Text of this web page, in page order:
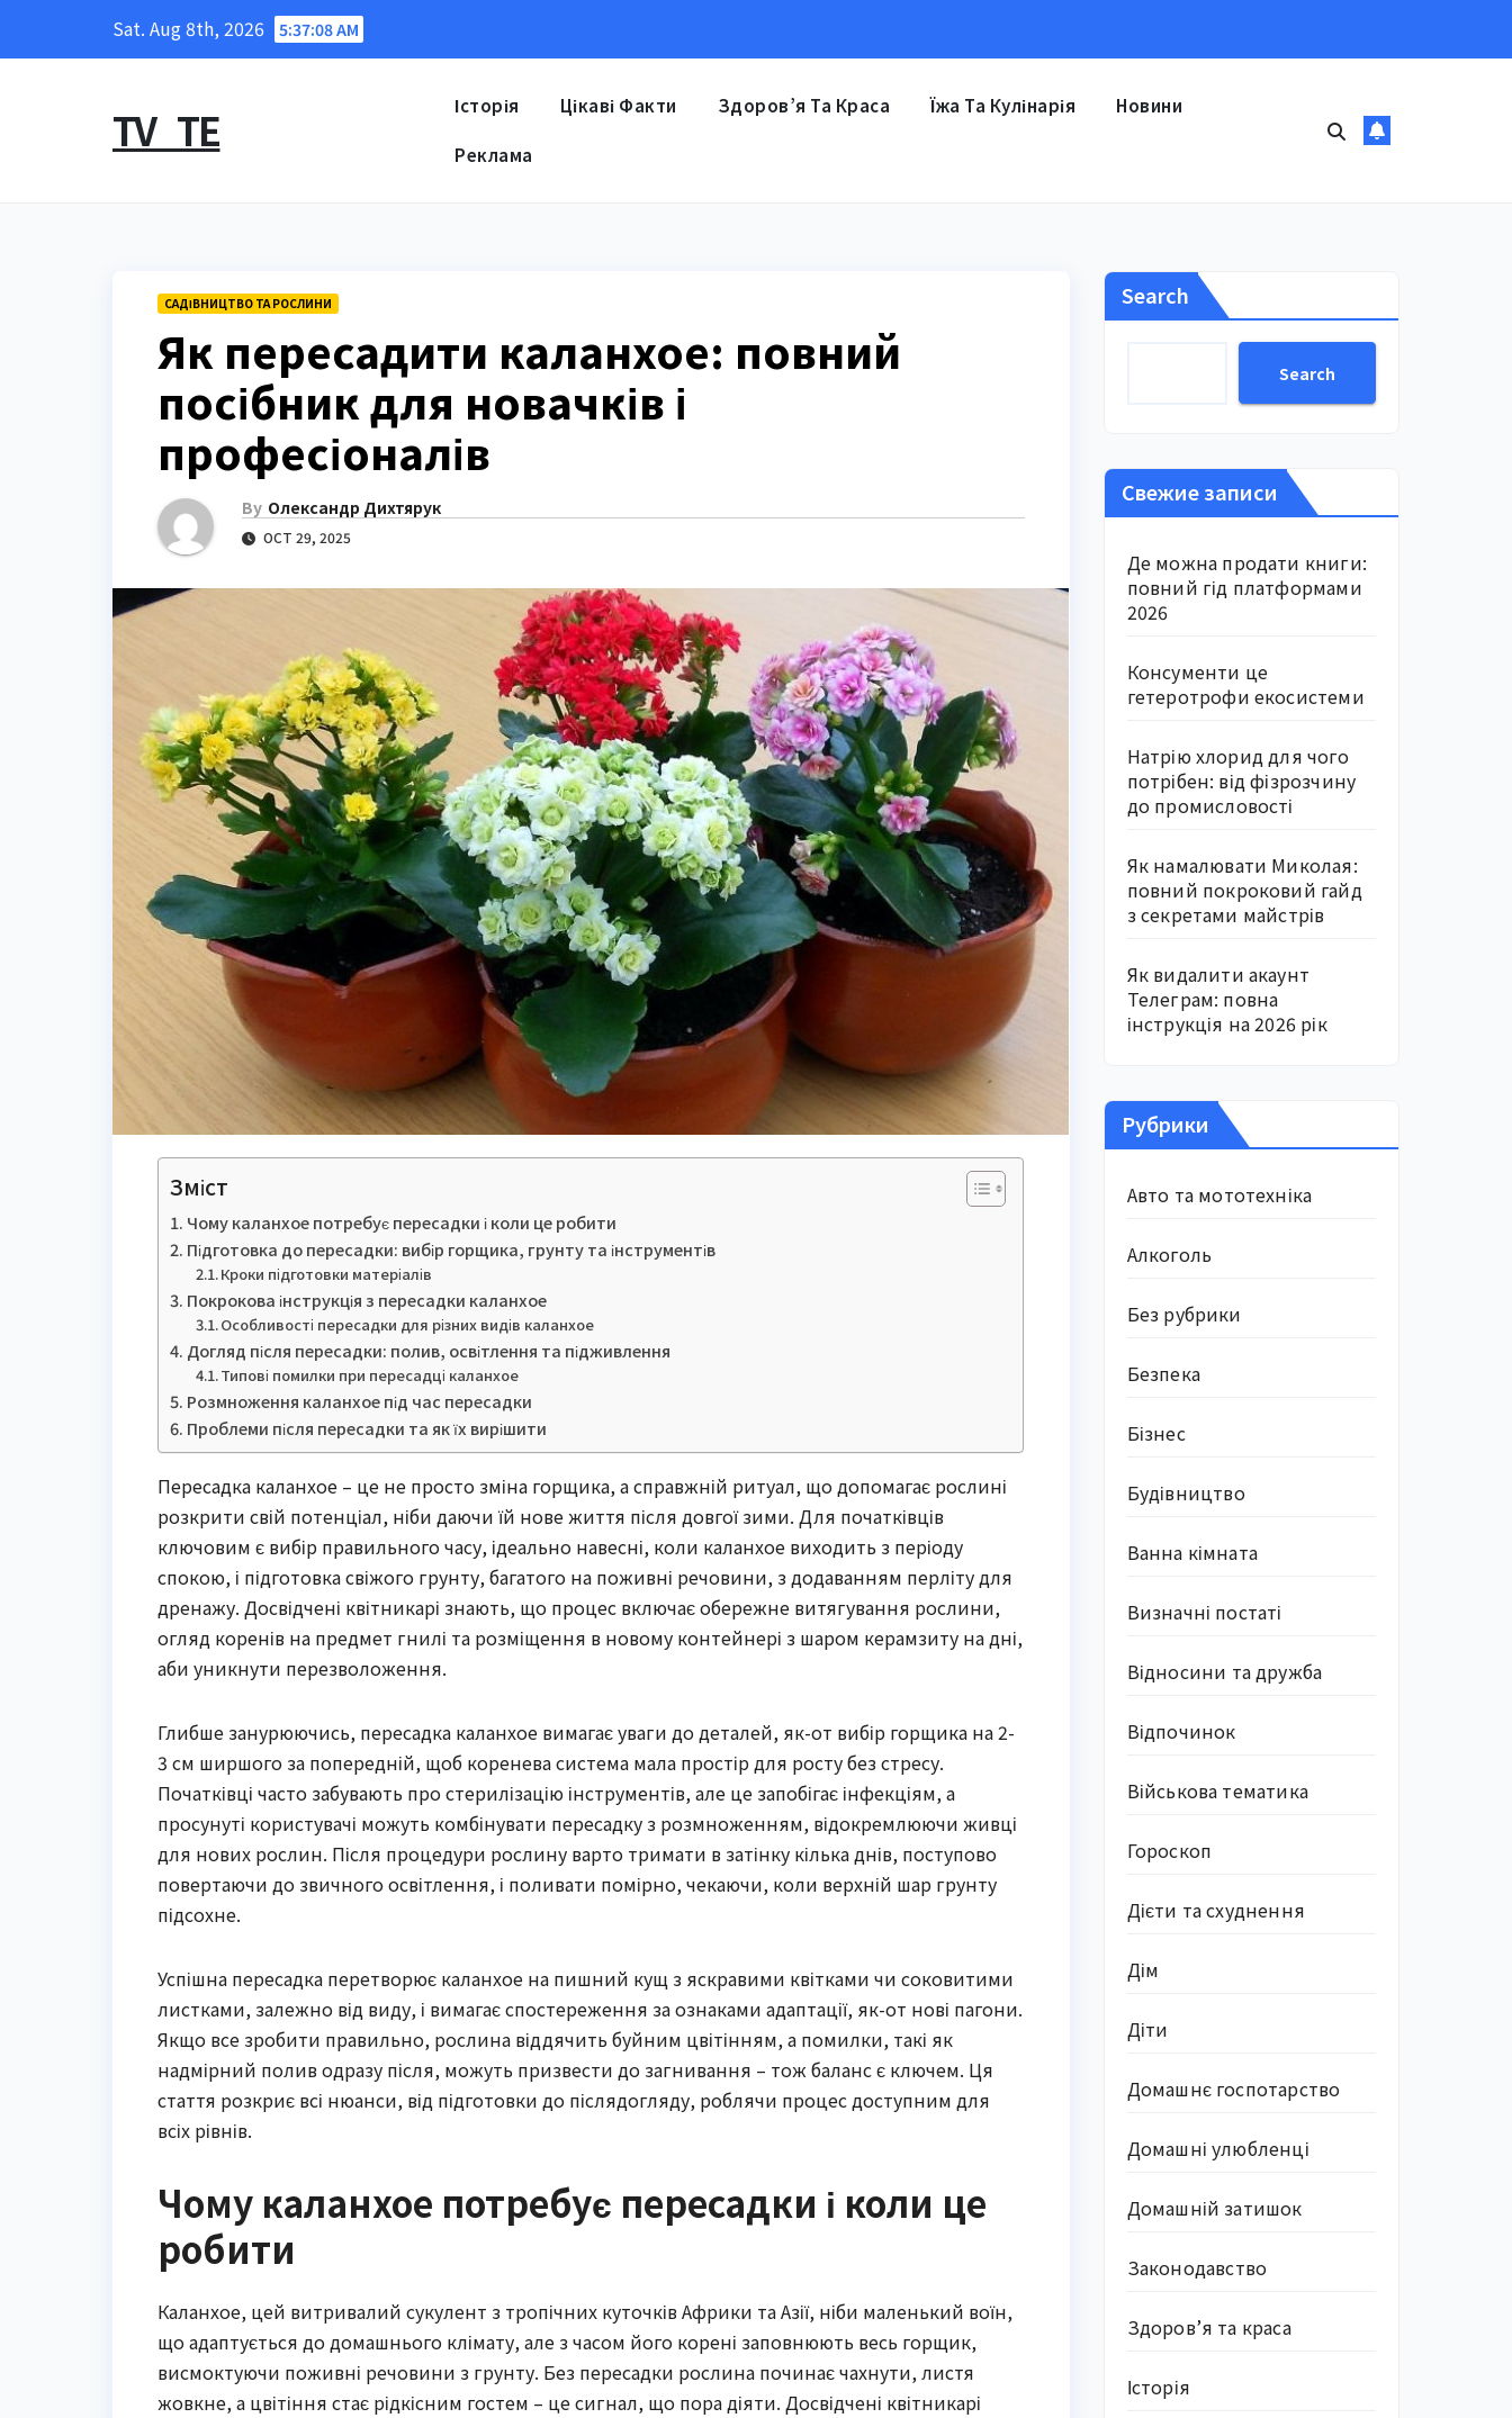
Sat. Aug 8th, 2026 5:37:09 AM
TV_TE Історія Цікаві Факти Здоров’я Та Краса Їжа Та Кулінарія Новини
Реклама
САДІВНИЦТВО ТА РОСЛИНИ
Як пересадити каланхое: повний
посібник для новачків і
професіоналів
By Олександр Дихтярук
OCT 29, 2025
Зміст
Чому каланхое потребує пересадки і коли це робити
Підготовка до пересадки: вибір горщика, грунту та інструментів
Кроки підготовки матеріалів
Покрокова інструкція з пересадки каланхое
Особливості пересадки для різних видів каланхое
Догляд після пересадки: полив, освітлення та підживлення
Типові помилки при пересадці каланхое
Розмноження каланхое під час пересадки
Проблеми після пересадки та як їх вирішити
Пересадка каланхое – це не просто зміна горщика, а справжній ритуал, що допомагає рослині
розкрити свій потенціал, ніби даючи їй нове життя після довгої зими. Для початківців
ключовим є вибір правильного часу, ідеально навесні, коли каланхое виходить з періоду
спокою, і підготовка свіжого грунту, багатого на поживні речовини, з додаванням перліту для
дренажу. Досвідчені квітникарі знають, що процес включає обережне витягування рослини,
огляд коренів на предмет гнилі та розміщення в новому контейнері з шаром керамзиту на дні,
аби уникнути перезволоження.
Глибше занурюючись, пересадка каланхое вимагає уваги до деталей, як-от вибір горщика на 2-
3 см ширшого за попередній, щоб коренева система мала простір для росту без стресу.
Початківці часто забувають про стерилізацію інструментів, але це запобігає інфекціям, а
просунуті користувачі можуть комбінувати пересадку з розмноженням, відокремлюючи живці
для нових рослин. Після процедури рослину варто тримати в затінку кілька днів, поступово
повертаючи до звичного освітлення, і поливати помірно, чекаючи, коли верхній шар грунту
підсохне.
Успішна пересадка перетворює каланхое на пишний кущ з яскравими квітками чи соковитими
листками, залежно від виду, і вимагає спостереження за ознаками адаптації, як-от нові пагони.
Якщо все зробити правильно, рослина віддячить буйним цвітінням, а помилки, такі як
надмірний полив одразу після, можуть призвести до загнивання – тож баланс є ключем. Ця
стаття розкриє всі нюанси, від підготовки до післядогляду, роблячи процес доступним для
всіх рівнів.
Чому каланхое потребує пересадки і коли це
робити
Каланхое, цей витривалий сукулент з тропічних куточків Африки та Азії, ніби маленький воїн,
що адаптується до домашнього клімату, але з часом його корені заповнюють весь горщик,
висмоктуючи поживні речовини з грунту. Без пересадки рослина починає чахнути, листя
жовкне, а цвітіння стає рідкісним гостем – це сигнал, що пора діяти. Досвідчені квітникарі
Search
Search
Свежие записи
Де можна продати книги:
повний гід платформами
2026
Консументи це
гетеротрофи екосистеми
Натрію хлорид для чого
потрібен: від фізрозчину
до промисловості
Як намалювати Миколая:
повний покроковий гайд
з секретами майстрів
Як видалити акаунт
Телеграм: повна
інструкція на 2026 рік
Рубрики
Авто та мототехніка
Алкоголь
Без рубрики
Безпека
Бізнес
Будівництво
Ванна кімната
Визначні постаті
Відносини та дружба
Відпочинок
Військова тематика
Гороскоп
Дієти та схуднення
Дім
Діти
Домашнє госпотарство
Домашні улюбленці
Домашній затишок
Законодавство
Здоров’я та краса
Історія